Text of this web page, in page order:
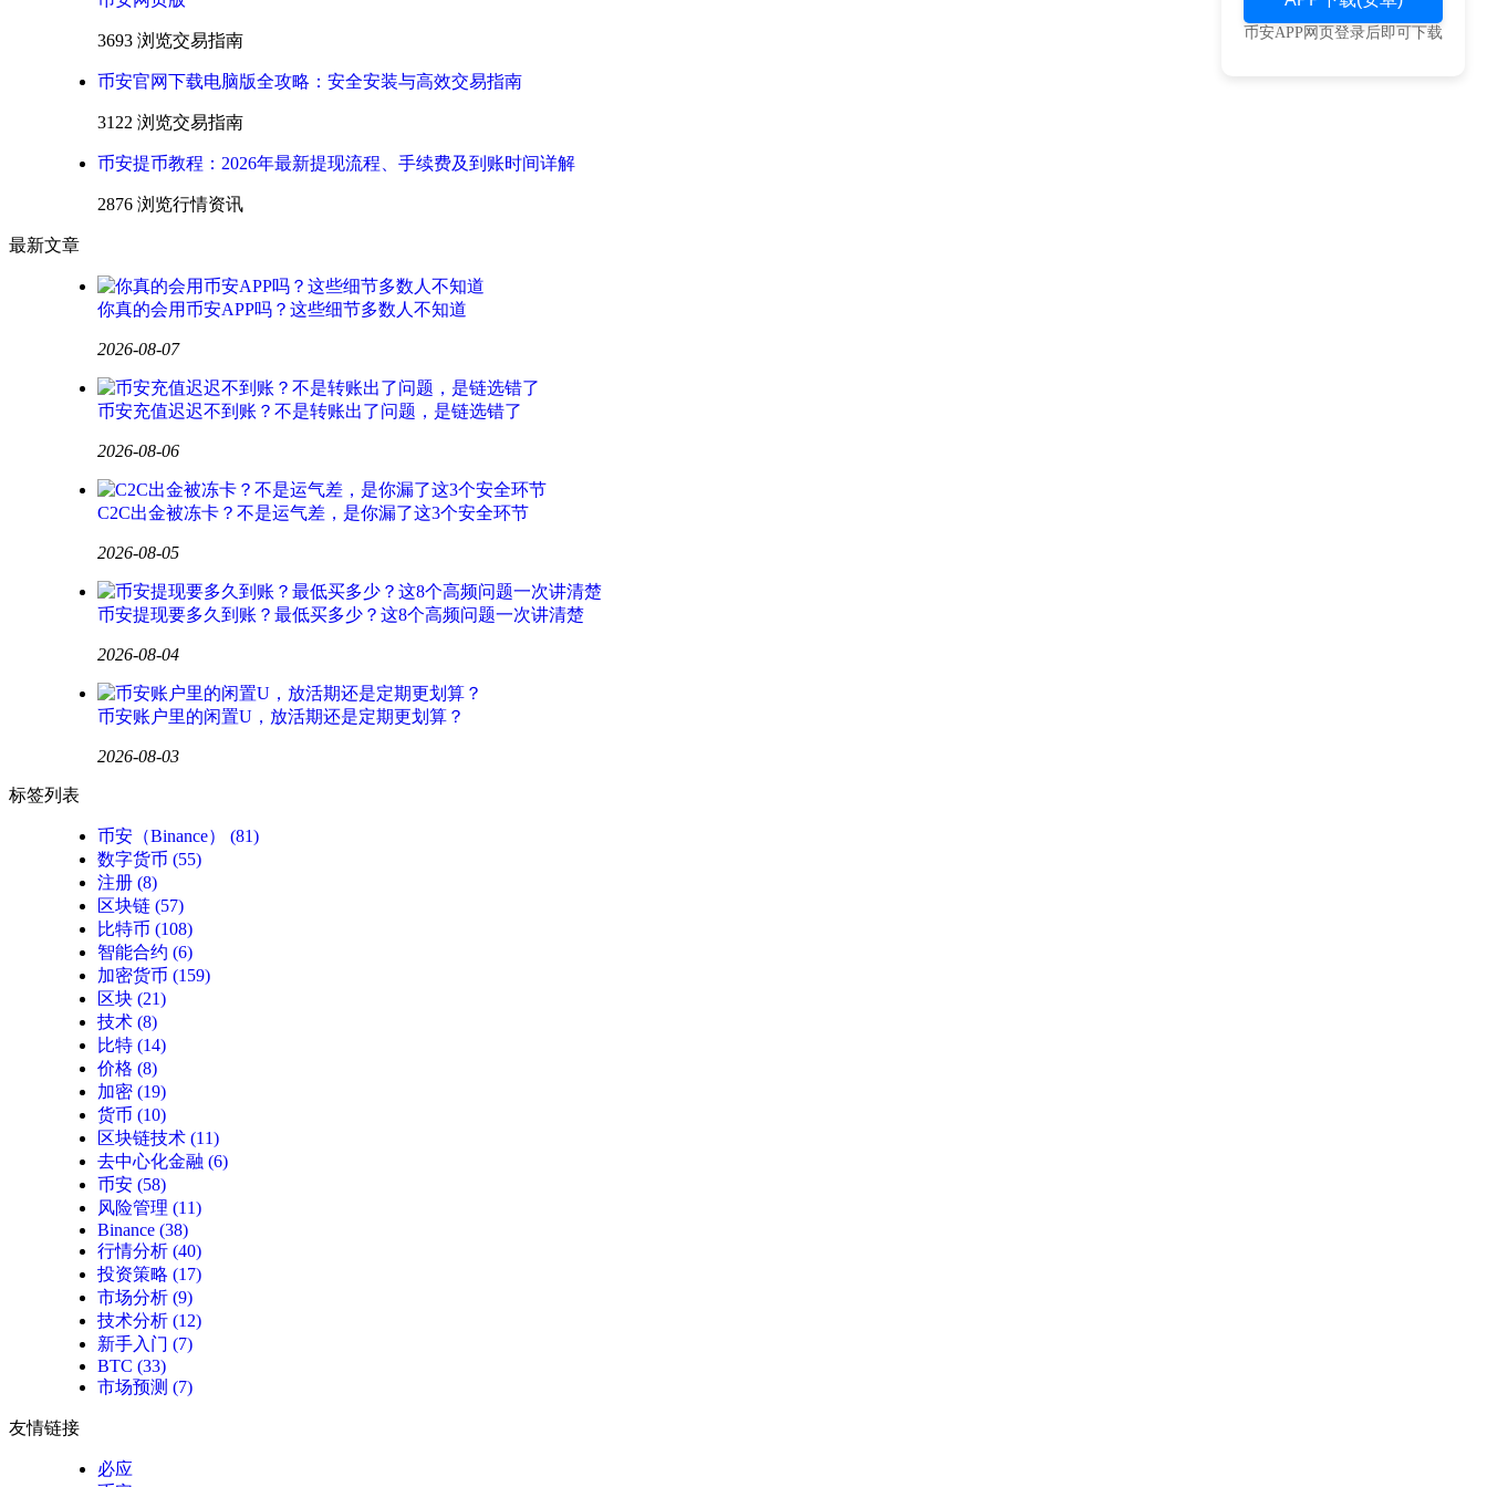
3693 浏览交易指南
币安官网下载电脑版全攻略：安全安装与高效交易指南
3122 浏览交易指南
币安提币教程：2026年最新提现流程、手续费及到账时间详解
2876 浏览行情资讯
最新文章
你真的会用币安APP吗？这些细节多数人不知道
2026-08-07
币安充值迟迟不到账？不是转账出了问题，是链选错了
2026-08-06
C2C出金被冻卡？不是运气差，是你漏了这3个安全环节
2026-08-05
币安提现要多久到账？最低买多少？这8个高频问题一次讲清楚
2026-08-04
币安账户里的闲置U，放活期还是定期更划算？
2026-08-03
标签列表
币安（Binance）
(81)
数字货币 (55)
注册 (8)
区块链 (57)
比特币 (108)
智能合约 (6)
加密货币 (159)
区块 (21)
技术 (8)
比特 (14)
价格 (8)
加密 (19)
货币 (10)
区块链技术 (11)
去中心化金融 (6)
币安 (58)
风险管理 (11)
Binance (38)
行情分析 (40)
投资策略 (17)
市场分析 (9)
技术分析 (12)
新手入门 (7)
BTC (33)
市场预测 (7)
友情链接
必应
币安APP网页登录后即可下载